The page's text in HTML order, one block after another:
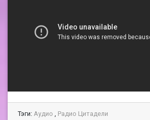
Тэги: Аудио Радио Цитадели